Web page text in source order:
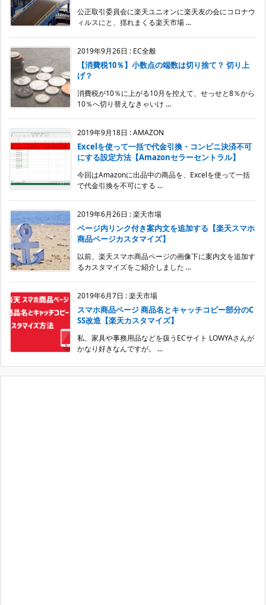
公正取引委員会に楽天ユニオンに楽天友の会にコロナウ
ィルスにと、揺れまくる楽天市場 ...
2019年9月26日 : EC全般
【消費税10％】小数点の端数は切り捨て？ 切り上
げ？
消費税が10％に上がる10月を控えて、せっせと8％から
10％へ切り替えなきゃいけ ...
2019年9月18日 :AMAZON
Excelを使って一括で代金引換・コンビニ決済不可
にする設定方法【Amazonセラーセントラル】
今回はAmazonに出品中の商品を、Excelを使って一括
で代金引換を不可にする ...
2019年6月26日 :楽天市場
ページ内リンク付き案内文を追加する【楽天スマホ
商品ページカスタマイズ】
以前、楽天スマホ商品ページの画像下に案内文を追加す
るカスタマイズをご紹介しました ...
2019年6月7日 :楽天市場
スマホ商品ページ 商品名とキャッチコピー部分のC
SS改造【楽天カスタマイズ】
私、家具や事務用品などを扱うECサイト LOWYAさんが
かなり好きなんですが。 ...